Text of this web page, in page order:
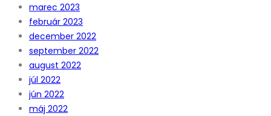
marec 2023
február 2023
december 2022
september 2022
august 2022
júl 2022
jún 2022
máj 2022